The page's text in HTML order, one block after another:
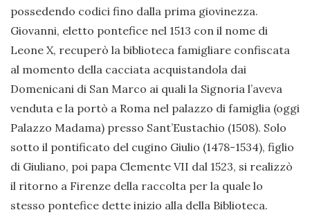
possedendo codici fino dalla prima giovinezza.
Giovanni, eletto pontefice nel 1513 con il nome di
Leone X, recuperò la biblioteca famigliare confiscata
al momento della cacciata acquistandola dai
Domenicani di San Marco ai quali la Signoria l’aveva
venduta e la portò a Roma nel palazzo di famiglia (oggi
Palazzo Madama) presso Sant’Eustachio (1508). Solo
sotto il pontificato del cugino Giulio (1478-1534), figlio
di Giuliano, poi papa Clemente VII dal 1523, si realizzò
il ritorno a Firenze della raccolta per la quale lo
stesso pontefice dette inizio alla della Biblioteca.